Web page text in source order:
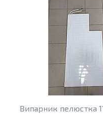
Випарник пелюстка